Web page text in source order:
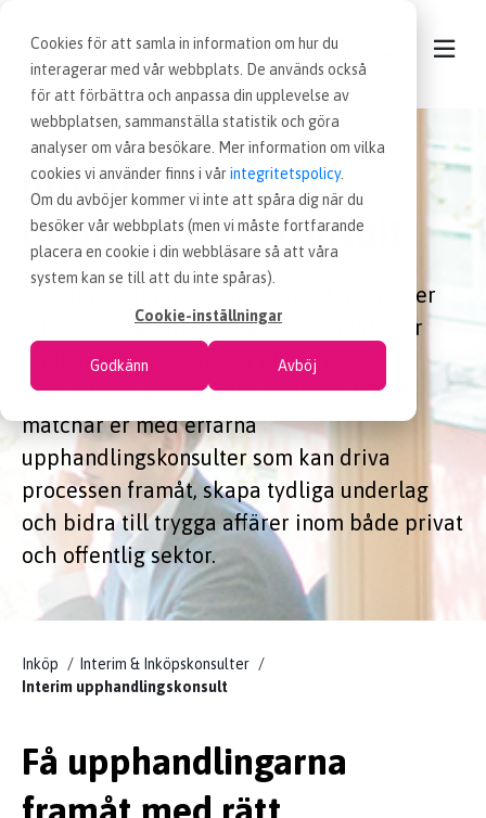
Cookies för att samla in information om hur du
interagerar med vår webbplats. De används också
för att förbättra och anpassa din upplevelse av
webbplatsen, sammanställa statistik och göra
analyser om våra besökare. Mer information om vilka
cookies vi använder finns i vårintegritetspolicy.
Om du avböjer kommer vi inte att spåra dig när du
besöker vår webbplats (men vi måste fortfarande
placera en cookie i din webbläsare så att våra
system kan se till att du inte spåras).
Cookie-inställningar
Godkänn Avböj
KONTAKT
VÅRA TJÄNSTER
LEDIGA INKÖPSJOBB
OM OSS
KUNSKAP
Interim
upphandlingskonsult
En interim upphandlingskonsult hjälper er
att snabbt få rätt kompetens på plats när
upphandlingar behöver planeras,
genomföras eller kvalitetssäkras. EFFSO
matchar er med erfarna
upphandlingskonsulter som kan driva
processen framåt, skapa tydliga underlag
och bidra till trygga affärer inom både privat
och offentlig sektor.
Inköp
Interim & Inköpskonsulter
Interim upphandlingskonsult
Få upphandlingarna